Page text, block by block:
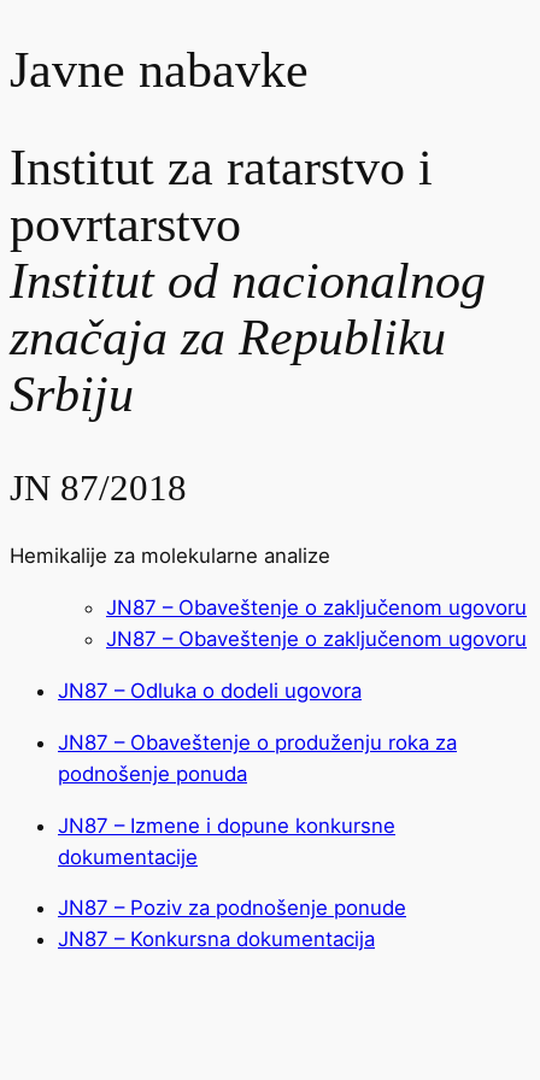
Javne nabavke
Institut za ratarstvo i
povrtarstvo
Institut od nacionalnog
značaja za Republiku
Srbiju
JN 87/2018
Hemikalije za molekularne analize
JN87 – Obaveštenje o zaključenom ugovoru
JN87 – Obaveštenje o zaključenom ugovoru
JN87 – Odluka o dodeli ugovora
JN87 – Obaveštenje o produženju roka za
podnošenje ponuda
JN87 – Izmene i dopune konkursne
dokumentacije
JN87 – Poziv za podnošenje ponude
JN87 – Konkursna dokumentacija